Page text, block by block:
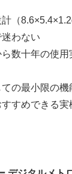
（
迷わない
ら数十年の使
の最小限の
すめできる実